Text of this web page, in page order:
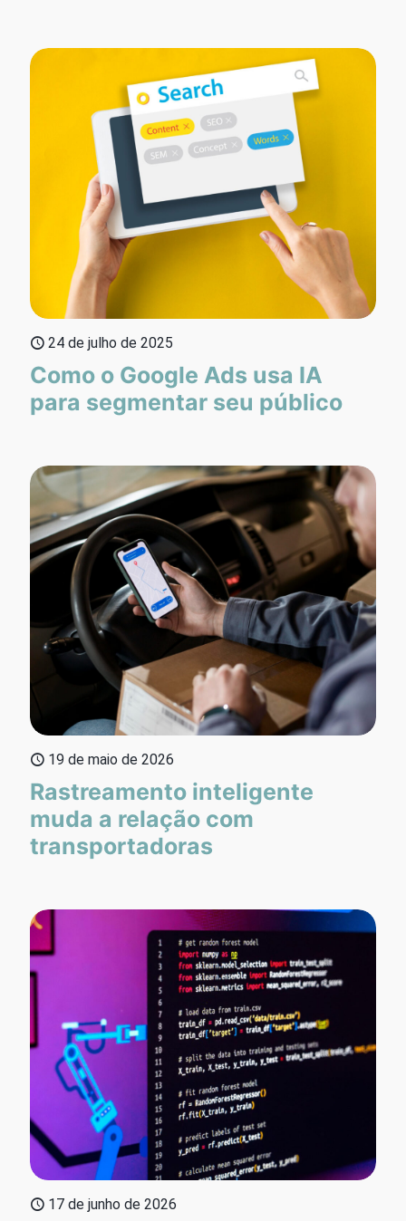
24 de julho de 2025
Como o Google Ads usa IA
para segmentar seu público
19 de maio de 2026
Rastreamento inteligente
muda a relação com
transportadoras
17 de junho de 2026